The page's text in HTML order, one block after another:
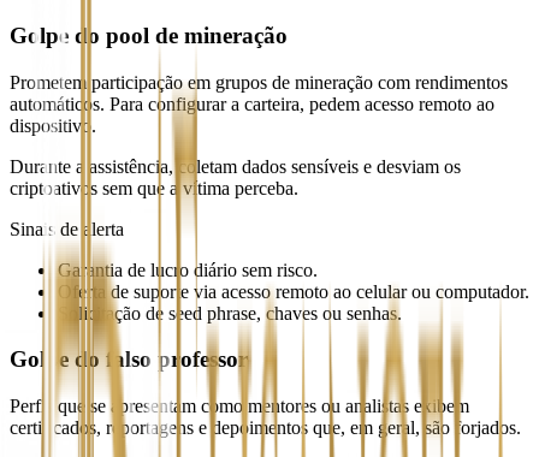
Golpe do pool de mineração
Prometem participação em grupos de mineração com rendimentos
automáticos. Para configurar a carteira, pedem acesso remoto ao
dispositivo.
Durante a assistência, coletam dados sensíveis e desviam os
criptoativos sem que a vítima perceba.
Sinais de alerta
Garantia de lucro diário sem risco.
Oferta de suporte via acesso remoto ao celular ou computador.
Solicitação de seed phrase, chaves ou senhas.
Golpe do falso professor
Perfis que se apresentam como mentores ou analistas exibem
certificados, reportagens e depoimentos que, em geral, são forjados.